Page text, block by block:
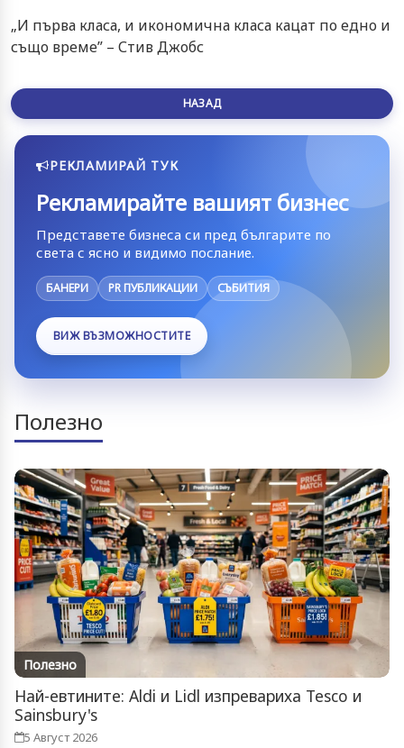
„И първа класа, и икономична класа кацат по едно и
също време” – Стив Джобс
НАЗАД
РЕКЛАМИРАЙ ТУК
Рекламирайте вашият бизнес
Представете бизнеса си пред българите по
света с ясно и видимо послание.
БАНЕРИ PR ПУБЛИКАЦИИ СЪБИТИЯ
ВИЖ ВЪЗМОЖНОСТИТЕ
Полезно
Полезно
Най-евтините: Aldi и Lidl изпревариха Tesco и
Sainsbury's
5 Август 2026